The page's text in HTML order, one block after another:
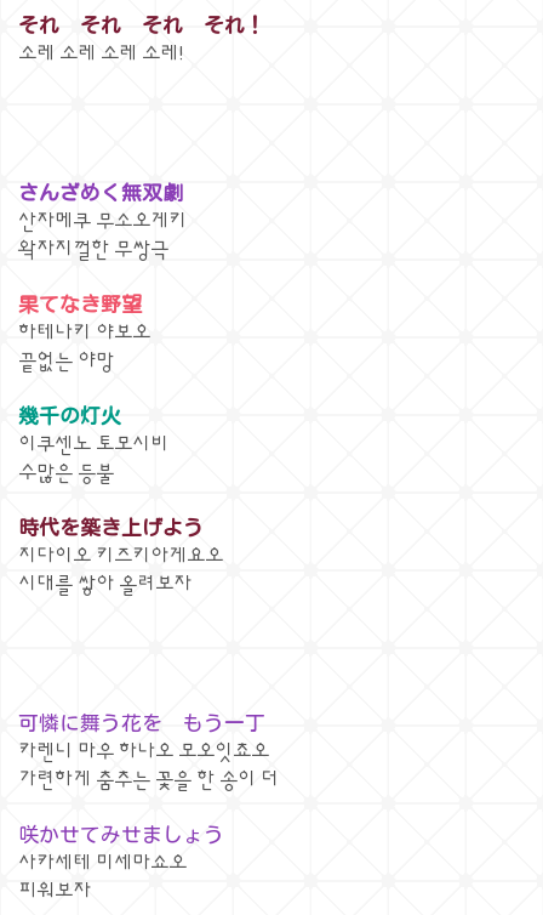
それ それ それ それ！
소레 소레 소레 소레!
さんざめく無双劇
산자메쿠 무소오게키
왁자지껄한 무쌍극
果てなき野望
하테나키 야보오
끝없는 야망
幾千の灯火
이쿠센노 토모시비
수많은 등불
時代を築き上げよう
지다이오 키즈키아게요오
시대를 쌓아 올려보자
可憐に舞う花を もう一丁
카렌니 마우 하나오 모오잇쵸오
가련하게 춤추는 꽃을 한 송이 더
咲かせてみせましょう
사카세테 미세마쇼오
피워보자